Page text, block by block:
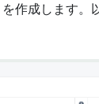
作成します。